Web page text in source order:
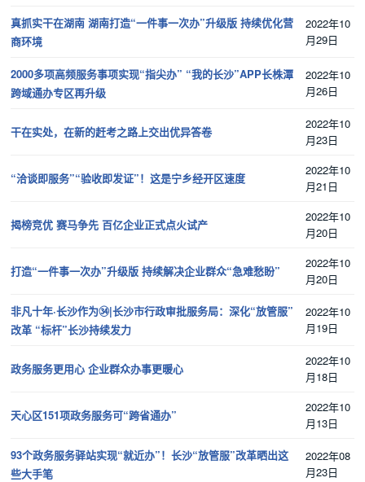
真抓实干在湖南 湖南打造“一件事一次办”升级版 持续优化营
商环境
2022年10
月29日
2000多项高频服务事项实现“指尖办” “我的长沙”APP长株潭
跨域通办专区再升级
2022年10
月26日
干在实处，在新的赶考之路上交出优异答卷
2022年10
月23日
“洽谈即服务”“验收即发证”！这是宁乡经开区速度
2022年10
月21日
揭榜竞优 赛马争先 百亿企业正式点火试产
2022年10
月20日
打造“一件事一次办”升级版 持续解决企业群众“急难愁盼”
2022年10
月20日
非凡十年·长沙作为㉞|长沙市行政审批服务局：深化“放管服”
改革 “标杆”长沙持续发力
2022年10
月19日
政务服务更用心 企业群众办事更暖心
2022年10
月18日
天心区151项政务服务可“跨省通办”
2022年10
月13日
93个政务服务驿站实现“就近办”！长沙“放管服”改革晒出这
些大手笔
2022年08
月23日